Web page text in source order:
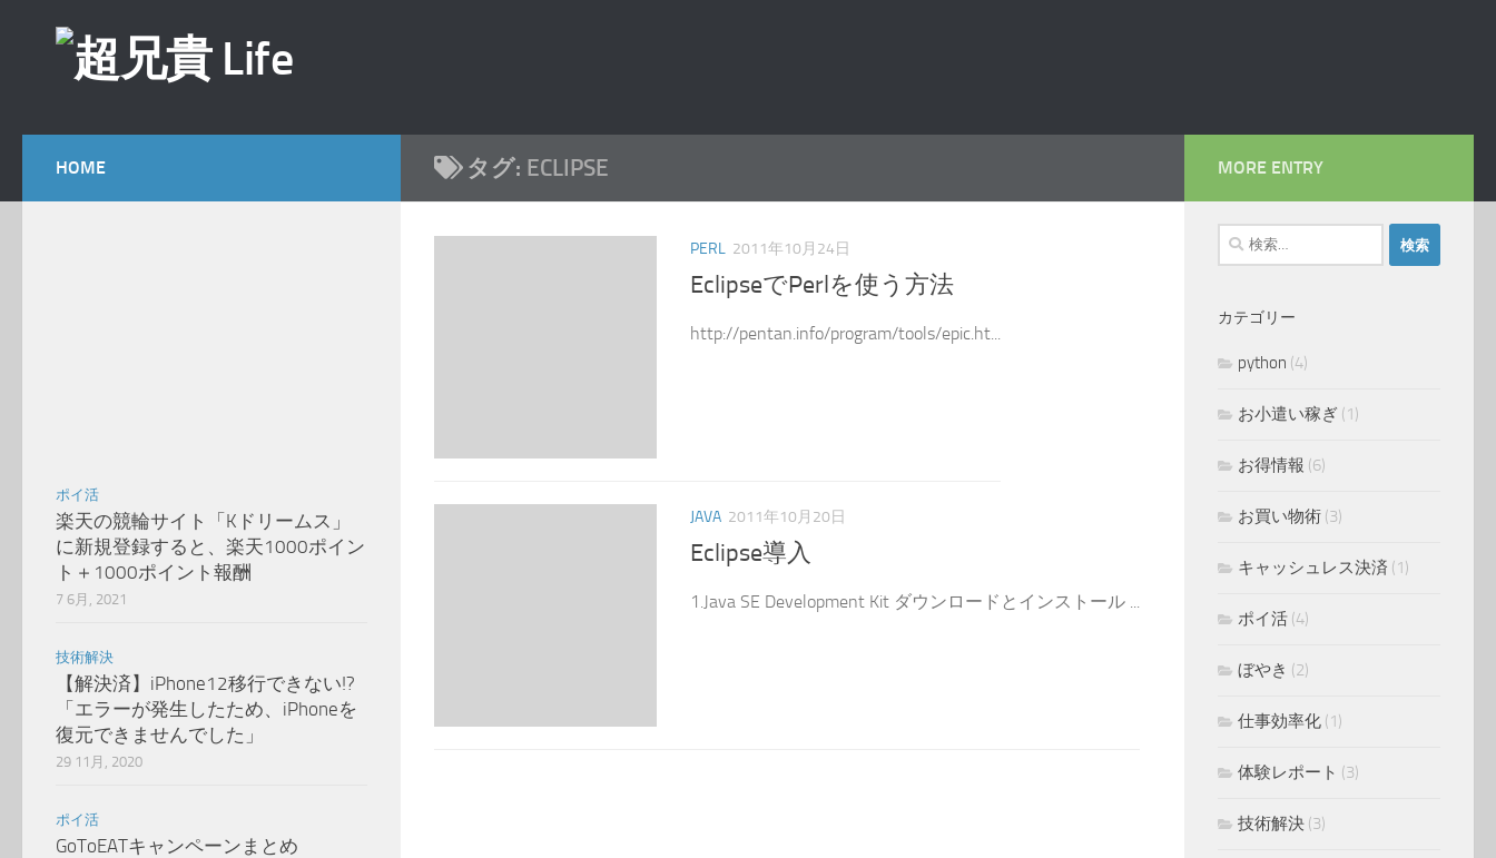
コンテンツへスキップ
タグ: ECLIPSE
PERL 2011年10月24日
EclipseでPerlを使う方法
http://pentan.info/program/tools/epic.ht...
JAVA 2011年10月20日
Eclipse導入
1.Java SE Development Kit ダウンロードとインストール ...
HOME
ポイ活
楽天の競輪サイト「Kドリームス」
に新規登録すると、楽天1000ポイン
ト＋1000ポイント報酬
7 6月, 2021
技術解決
【解決済】iPhone12移行できない!?
「エラーが発生したため、iPhoneを
復元できませんでした」
29 11月, 2020
ポイ活
GoToEATキャンペーンまとめ
MORE ENTRY
検
索:
カテゴリー
python (4)
お小遣い稼ぎ (1)
お得情報 (6)
お買い物術 (3)
キャッシュレス決済 (1)
ポイ活 (4)
ぼやき (2)
仕事効率化 (1)
体験レポート (3)
技術解決 (3)